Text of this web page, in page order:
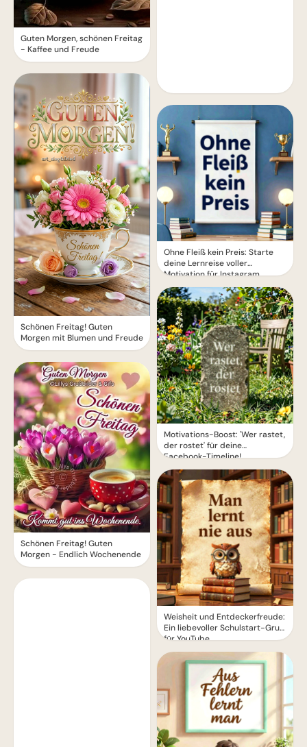
Guten Morgen, schönen Freitag
- Kaffee und Freude
Schönen Freitag! Guten
Morgen mit Blumen und Freude
Schönen Freitag! Guten
Morgen - Endlich Wochenende
Ohne Fleiß kein Preis: Starte
deine Lernreise voller
Motivation für Instagram
Motivations-Boost: 'Wer rastet,
der rostet' für deine
Facebook-Timeline!
Weisheit und Entdeckerfreude:
Ein liebevoller Schulstart-Gruß
für YouTube